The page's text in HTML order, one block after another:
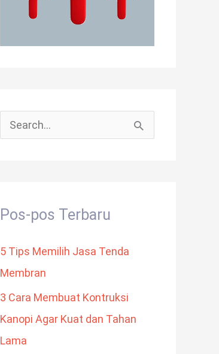
u
t
u
k
:
Pos-pos Terbaru
5 Tips Memilih Jasa Tenda
Membran
3 Cara Membuat Kontruksi
Kanopi Agar Kuat dan Tahan
Lama